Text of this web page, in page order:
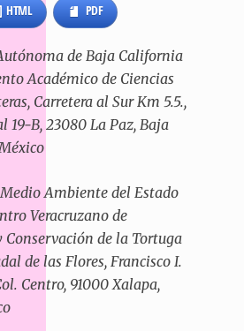
HTML PDF
de Baja California
Académico de Ciencias
Carretera al Sur Km 5.5.,
19-B, 23080 La Paz, Baja
Ambiente del Estado
Veracruzano de
de la Tortuga
de las Flores, Francisco I.
Centro, 91000 Xalapa,